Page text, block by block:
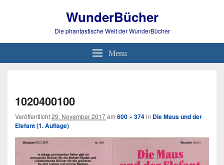
WunderBücher
Die phantastische Welt der WunderBücher
Menu
1020400100
Veröffentlicht29. November 2017am 600 × 374in Die Maus und der
Elefant (1. Auflage)